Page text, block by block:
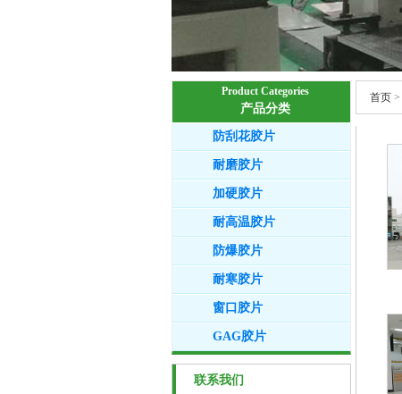
Product Categories
产品分类
防刮花胶片
耐磨胶片
加硬胶片
耐高温胶片
防爆胶片
耐寒胶片
窗口胶片
GAG胶片
联系我们
首页 >